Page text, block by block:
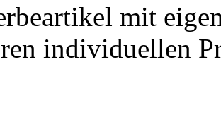
mit
individuellen